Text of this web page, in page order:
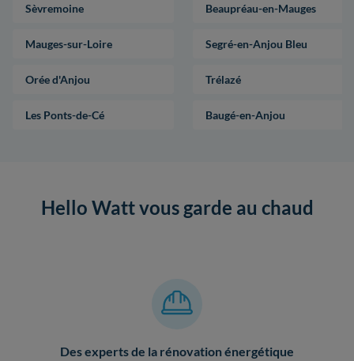
Sèvremoine Beaupréau-en-Mauges
Mauges-sur-Loire Segré-en-Anjou Bleu
Orée d'Anjou Trélazé
Les Ponts-de-Cé Baugé-en-Anjou
Hello Watt vous garde au chaud
Des experts de la rénovation énergétique